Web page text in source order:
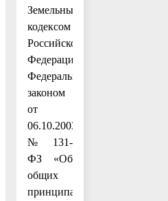
Земельным
кодексом
Российской
Федерации,
Федеральным
законом
от
06.10.2003
№ 131-
ФЗ «Об
общих
принципах